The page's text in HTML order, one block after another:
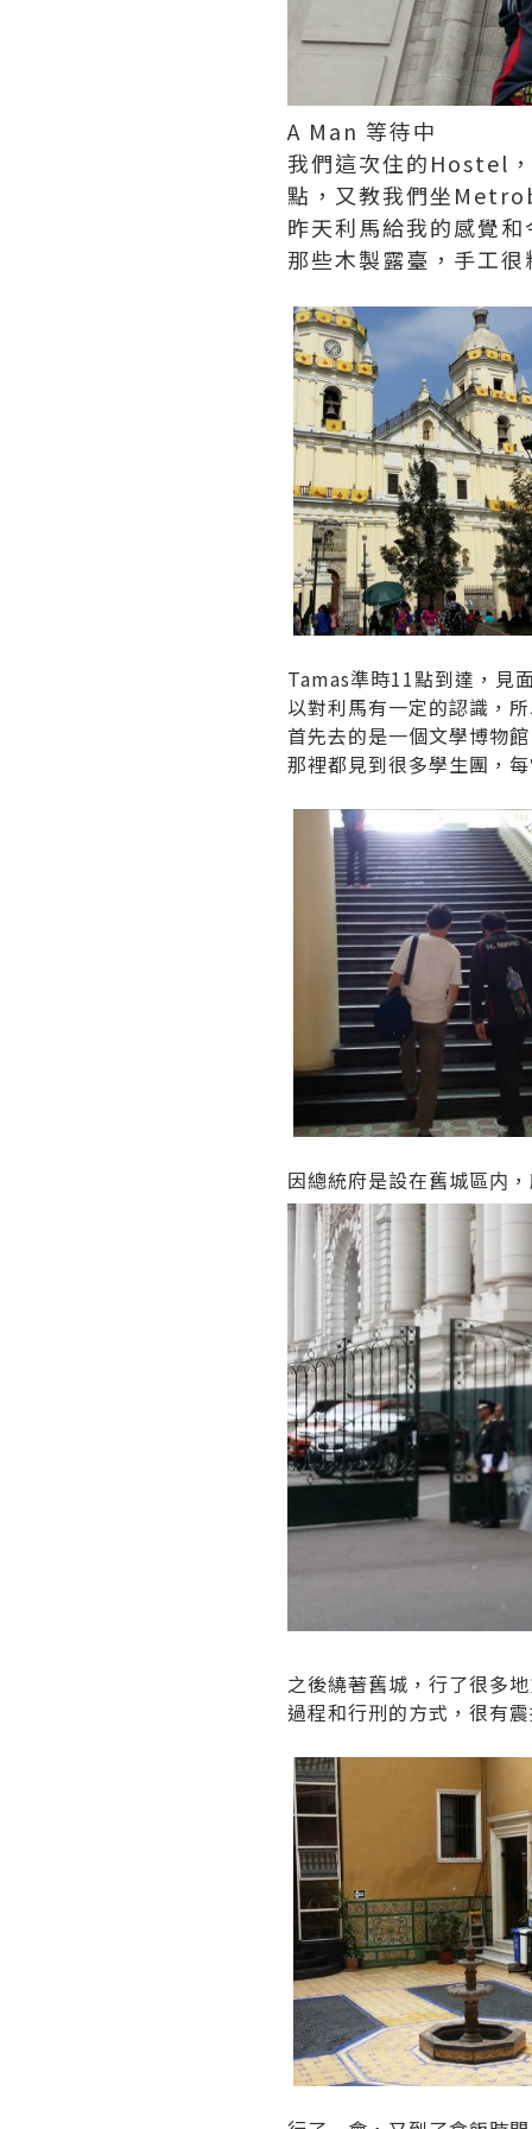
A Man 等待中
我們這次住的Hostel
點，又教我們坐
昨天利馬給我的感覺
那些木製露臺，手工
Tamas準時11點到達，見
以對利馬有一定的認識，
首先去的是一個文學博物
那裡都見到很多學生團，
因總統府是設在舊城區内
之後繞著舊城，行了很多
過程和行刑的方式，很有